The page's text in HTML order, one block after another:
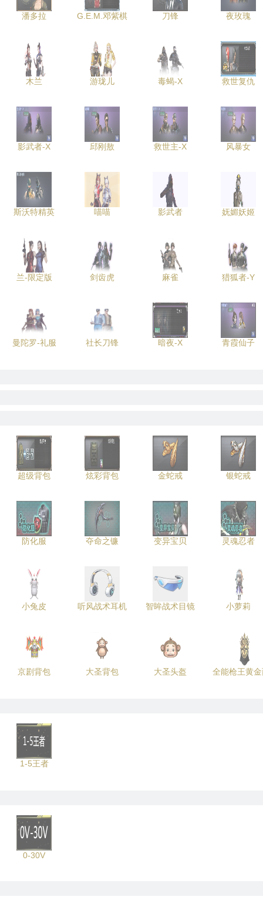
潘多拉 G.E.M.邓紫棋 刀锋 夜玫瑰
木兰 游珑儿 毒蝎-X 救世复仇
影武者-X 邱刚敖 救世主-X 风暴女
斯沃特精英 喵喵 影武者 妩媚妖姬
兰-限定版 剑齿虎 麻雀 猎狐者-Y
曼陀罗-礼服 社长刀锋 暗夜-X 青霞仙子
超级背包 炫彩背包 金蛇戒 银蛇戒
防化服 夺命之镰 变异宝贝 灵魂忍者
小兔皮 听风战术耳机 智眸战术目镜 小萝莉
京剧背包 大圣背包 大圣头盔 全能枪王黄
1-5王者
0-30V